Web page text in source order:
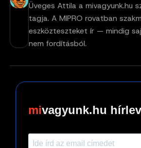
Üveges Attila a mivagyunk.hu
tagja. A MIPRO rovatban
eszközteszteket ír — mindig
nem fordításból.
vagyunk.hu